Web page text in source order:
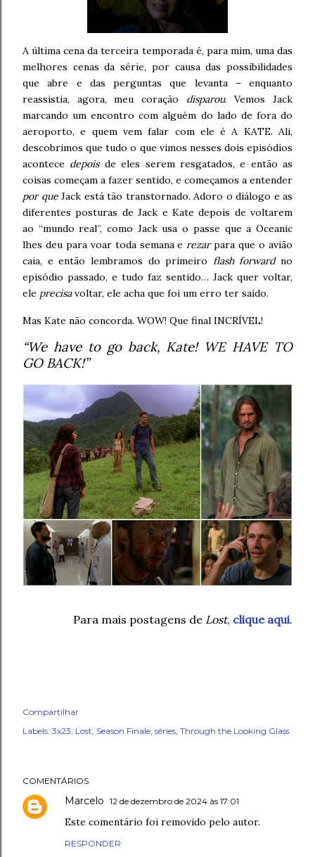
A última cena da terceira temporada é, para mim, uma das
melhores cenas da série, por causa das possibilidades
que abre e das perguntas que levanta – enquanto
reassistia, agora, meu coração disparou. Vemos Jack
marcando um encontro com alguém do lado de fora do
aeroporto, e quem vem falar com ele é A KATE. Ali,
descobrimos que tudo o que vimos nesses dois episódios
acontece depoisde eles serem resgatados, e então as
coisas começam a fazer sentido, e começamos a entender
por queJack está tão transtornado. Adoro o diálogo e as
diferentes posturas de Jack e Kate depois de voltarem
ao “mundo real”, como Jack usa o passe que a Oceanic
lhes deu para voar toda semana erezarpara que o avião
caia, e então lembramos do primeiro flash forwardno
episódio passado, e tudo faz sentido… Jack quer voltar,
ele precisavoltar, ele acha que foi um erro ter saído.
Mas Kate não concorda. WOW! Que final INCRÍVEL!
“We have to go back, Kate! WE HAVE TO
GO BACK!”
Para mais postagens de Lost, clique aqui.
Compartilhar
Labels: 3x23 Lost Season Finale séries Through the Looking Glass
COMENTÁRIOS
Marcelo 12 de dezembro de 2024 às 17:01
Este comentário foi removido pelo autor.
RESPONDER